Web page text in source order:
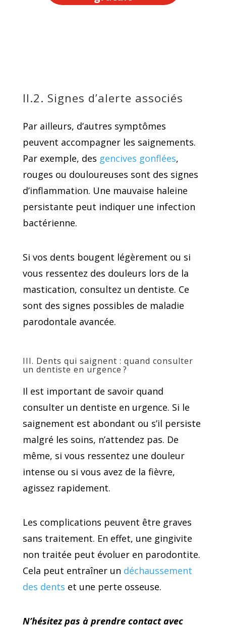
II.2. Signes d’alerte associés
Par ailleurs, d’autres symptômes
peuvent accompagner les saignements.
Par exemple, des gencives gonflées,
rouges ou douloureuses sont des signes
d’inflammation. Une mauvaise haleine
persistante peut indiquer une infection
bactérienne.
Si vos dents bougent légèrement ou si
vous ressentez des douleurs lors de la
mastication, consultez un dentiste. Ce
sont des signes possibles de maladie
parodontale avancée.
III. Dents qui saignent : quand consulter
un dentiste en urgence ?
Il est important de savoir quand
consulter un dentiste en urgence. Si le
saignement est abondant ou s’il persiste
malgré les soins, n’attendez pas. De
même, si vous ressentez une douleur
intense ou si vous avez de la fièvre,
agissez rapidement.
Les complications peuvent être graves
sans traitement. En effet, une gingivite
non traitée peut évoluer en parodontite.
Cela peut entraîner un déchaussement
des dents et une perte osseuse.
N’hésitez pas à prendre contact avec